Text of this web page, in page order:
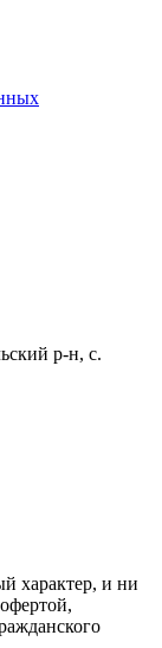
р-н, с.
характер, и ни